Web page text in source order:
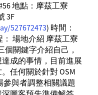
地點：摩茲工寮
3F
527672473) 時間：
： 場地介紹 摩茲工寮
個關鍵字介紹自己，
成的事情，目前進展
任何關於針對 OSM
參與者調整相關議題